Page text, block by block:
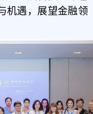
机遇，展望金融领